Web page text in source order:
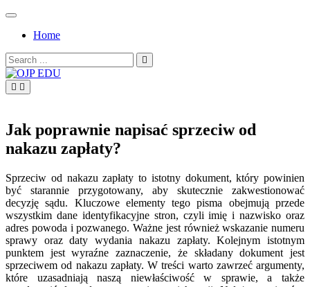
Skip
contentHome
Search
for:
Jak poprawnie napisać sprzeciw od
nakazu zapłaty?
Sprzeciw od nakazu zapłaty to istotny dokument, który powinien
być starannie przygotowany, aby skutecznie zakwestionować
decyzję sądu. Kluczowe elementy tego pisma obejmują przede
wszystkim dane identyfikacyjne stron, czyli imię i nazwisko oraz
adres powoda i pozwanego. Ważne jest również wskazanie numeru
sprawy oraz daty wydania nakazu zapłaty. Kolejnym istotnym
punktem jest wyraźne zaznaczenie, że składany dokument jest
sprzeciwem od nakazu zapłaty. W treści warto zawrzeć argumenty,
które uzasadniają naszą niewłaściwość w sprawie, a także